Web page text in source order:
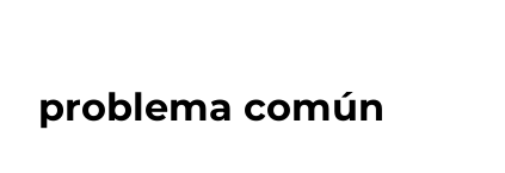
problema común